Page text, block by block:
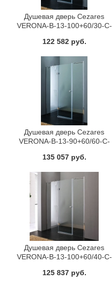
Душевая дверь Cezares
VERONA-B-13-100+60/30-C-
122 582 руб.
Душевая дверь Cezares
VERONA-B-13-90+60/60-C-
135 057 руб.
Душевая дверь Cezares
VERONA-B-13-100+60/40-C-
125 837 руб.